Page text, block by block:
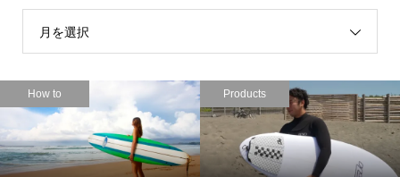
月を選択
How to Products